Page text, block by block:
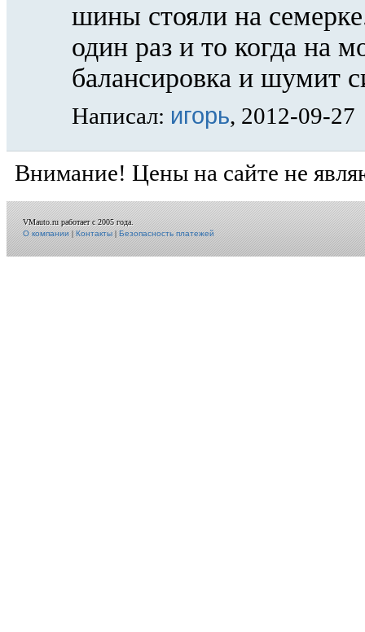
шины стояли на
один раз и то когда на
балансировка и шумит
Написал: игорь, 2012-09-27
Внимание! Цены на сайте не
VMauto.ru работает с 2005 года.
О компании|Контакты|Безопасность платежей